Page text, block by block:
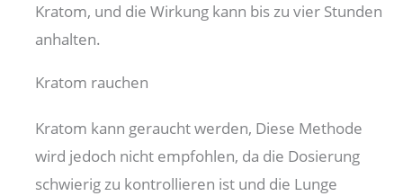
Kratom, und die Wirkung kann bis zu vier Stunden
anhalten.
Kratom rauchen
Kratom kann geraucht werden, Diese Methode
wird jedoch nicht empfohlen, da die Dosierung
schwierig zu kontrollieren ist und die Lunge